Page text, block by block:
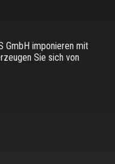
GmbH imponieren mit
Sie sich von